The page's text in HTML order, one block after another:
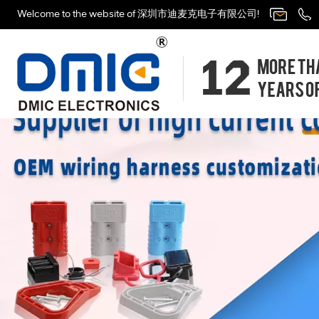
Welcome to the website of 深圳市迪麦克电子有限公司!